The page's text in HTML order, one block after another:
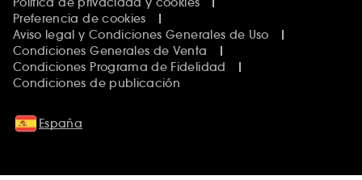
Preferencia de cookies
Aviso legal y Condiciones Generales de Uso
Condiciones Generales de Venta
Condiciones Programa de Fidelidad
Condiciones de publicación
España